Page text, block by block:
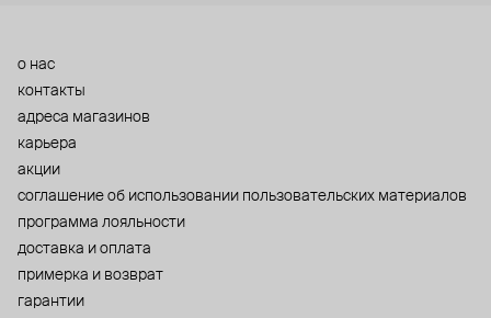
о нас
контакты
адреса магазинов
карьера
акции
cоглашение об использовании пользовательских материалов
программа лояльности
доставка и оплата
примерка и возврат
гарантии